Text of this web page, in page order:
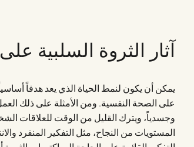
آثار الثروة السلبية على
يمكن أن يكون لنمط الحياة الذي يعد هدفاً
على الصحة النفسية. ومن الأمثلة على ذلك
وجسدياً، ويترك القليل من الوقت للعلاقات
المستويات من النجاح، مثل التفكير المنفرد